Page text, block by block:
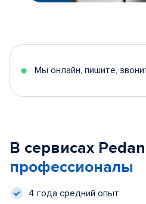
Мы онлайн, пишите,
В сервисах
профессионалы
4 года средний опыт